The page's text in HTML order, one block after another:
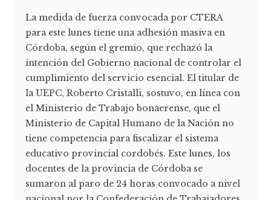
La medida de fuerza convocada por CTERA
para este lunes tiene una adhesión masiva en
Córdoba, según el gremio, que rechazó la
intención del Gobierno nacional de controlar el
cumplimiento del servicio esencial. El titular de
la UEPC, Roberto Cristalli, sostuvo, en línea con
el Ministerio de Trabajo bonaerense, que el
Ministerio de Capital Humano de la Nación no
tiene competencia para fiscalizar el sistema
educativo provincial cordobés. Este lunes, los
docentes de la provincia de Córdoba se
sumaron al paro de 24 horas convocado a nivel